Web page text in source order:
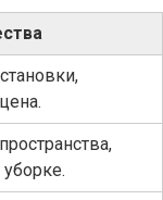
уборке.